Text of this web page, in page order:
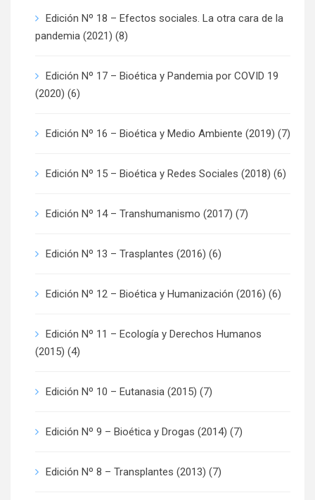
Edición Nº 18 – Efectos sociales. La otra cara de la
pandemia (2021) (8)
Edición Nº 17 – Bioética y Pandemia por COVID 19
(2020) (6)
Edición Nº 16 – Bioética y Medio Ambiente (2019) (7)
Edición Nº 15 – Bioética y Redes Sociales (2018) (6)
Edición Nº 14 – Transhumanismo (2017) (7)
Edición Nº 13 – Trasplantes (2016) (6)
Edición Nº 12 – Bioética y Humanización (2016) (6)
Edición Nº 11 – Ecología y Derechos Humanos
(2015) (4)
Edición Nº 10 – Eutanasia (2015) (7)
Edición Nº 9 – Bioética y Drogas (2014) (7)
Edición Nº 8 – Transplantes (2013) (7)